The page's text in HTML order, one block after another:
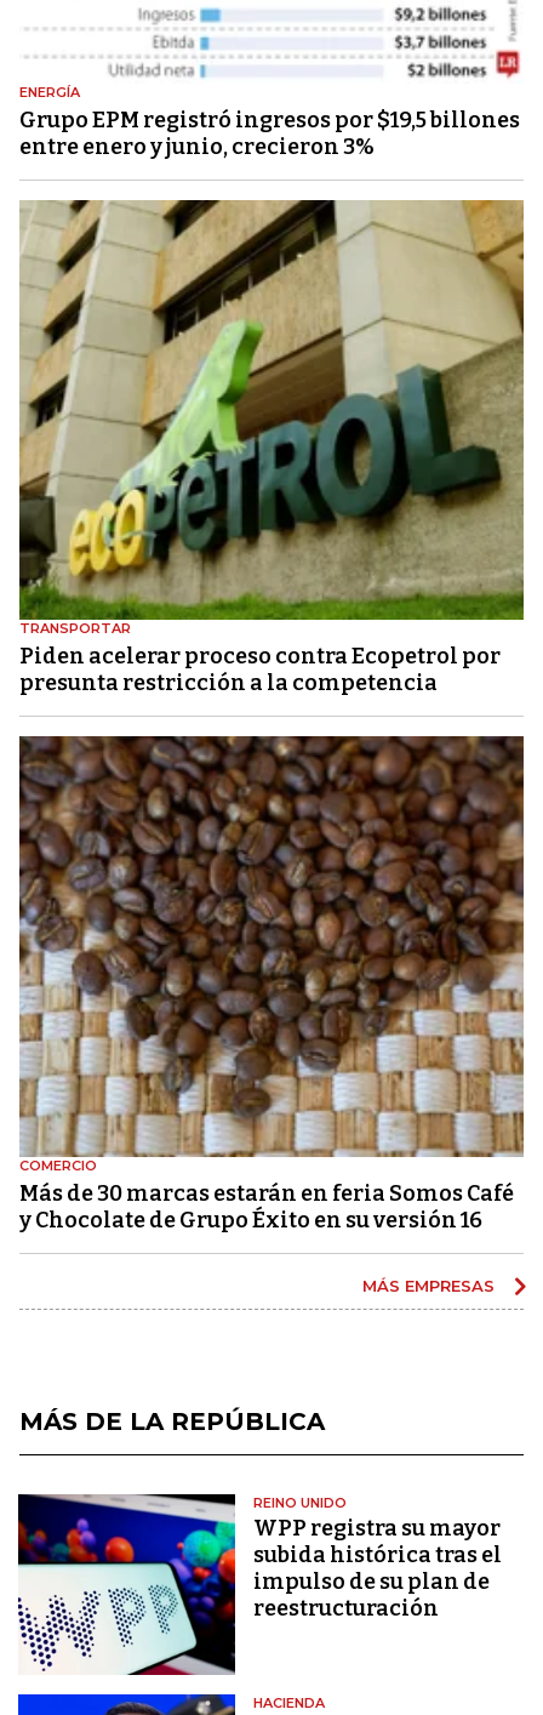
ENERGÍA
Grupo EPM registró ingresos por $19,5 billones
entre enero y junio, crecieron 3%
TRANSPORTAR
Piden acelerar proceso contra Ecopetrol por
presunta restricción a la competencia
COMERCIO
Más de 30 marcas estarán en feria Somos Café
y Chocolate de Grupo Éxito en su versión 16
MÁS EMPRESAS
MÁS DE LA REPÚBLICA
REINO UNIDO
WPP registra su mayor
subida histórica tras el
impulso de su plan de
reestructuración
HACIENDA